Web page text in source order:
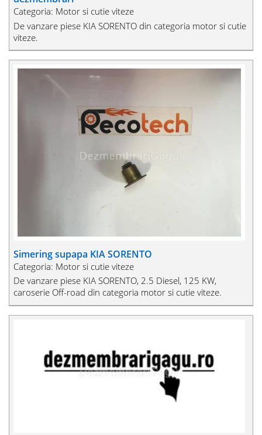
Categoria: Motor si cutie viteze
De vanzare piese KIA SORENTO din categoria motor si cutie
viteze.
Simering supapa KIA SORENTO
Categoria: Motor si cutie viteze
De vanzare piese KIA SORENTO, 2.5 Diesel, 125 KW,
caroserie Off-road din categoria motor si cutie viteze.